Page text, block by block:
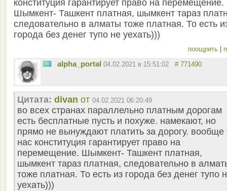
конституция гарантирует право на перемещение.
Шымкент- Ташкент платная, шымкент тараз
следовательно в алматы тоже платная. То есть
города без денег тупо не уехать)))
поощрить |
alpha_portal 04.02.2021 в 15:51:02 # 771490
Цитата: divan от 04.02.2021 06:20:49
во всех странах параллельно платным дорогам
есть бесплатные пусть и похуже. намекают, но
прямо не вынуждают платить за дорогу. вообще
нас конституция гарантирует право на
перемещение. Шымкент- Ташкент платная,
шымкент тараз платная, следовательно в
тоже платная. То есть из города без денег тупо
уехать)))